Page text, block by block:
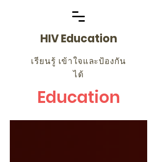
HIV Education
เรียนรู้ เข้าใจและป้องกัน
ได้
Education